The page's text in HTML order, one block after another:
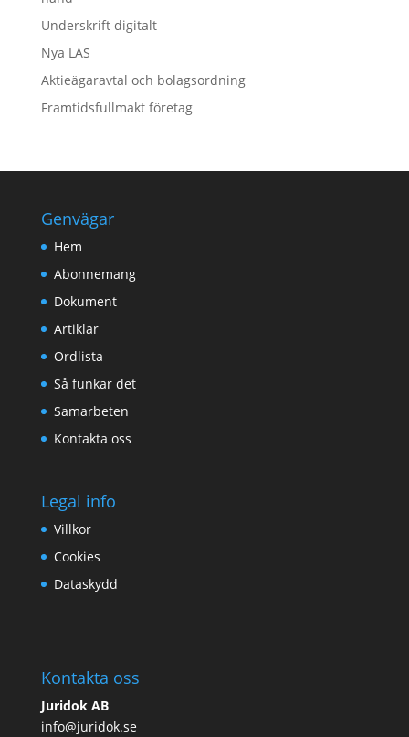
Underskrift digitalt
Nya LAS
Aktieägaravtal och bolagsordning
Framtidsfullmakt företag
Genvägar
Hem
Abonnemang
Dokument
Artiklar
Ordlista
Så funkar det
Samarbeten
Kontakta oss
Legal info
Villkor
Cookies
Dataskydd
Kontakta oss
Juridok AB
info@juridok.se